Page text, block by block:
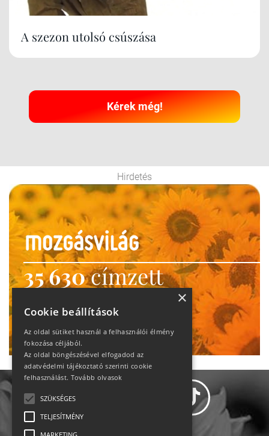
A szezon utolsó csúszása
Kérek még!
Hirdetés
35 630címzett
heti motiváció
Ne maradj le!
×
Cookie beállítások
Az oldal sütiket használ a felhasználói élmény
fokozása céljából.
Az oldal böngészésével elfogadod az
adatvédelmi tájékoztató szerinti cookie
felhasználást. Tovább olvasok
SZÜKSÉGES
TELJESÍTMÉNY